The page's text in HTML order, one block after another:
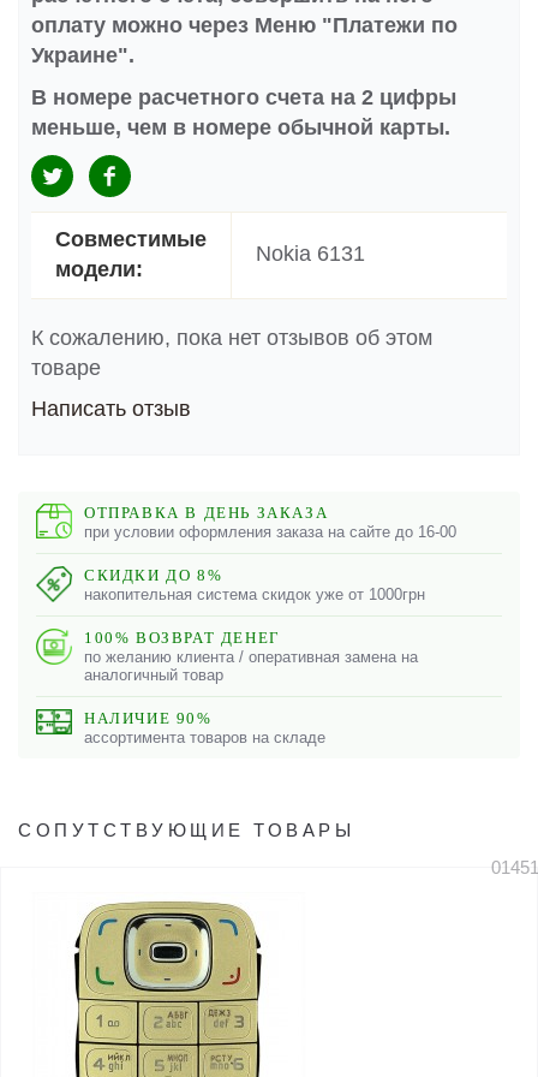
оплату можно через Меню "Платежи по
Украине".
В номере расчетного счета на 2 цифры
меньше, чем в номере обычной карты.
Совместимые
модели:
Nokia 6131
К сожалению, пока нет отзывов об этом
товаре
Написать отзыв
ОТПРАВКА В ДЕНЬ ЗАКАЗА
при условии оформления заказа на сайте до 16-00
СКИДКИ ДО 8%
накопительная система скидок уже от 1000грн
100% ВОЗВРАТ ДЕНЕГ
по желанию клиента / оперативная замена на
аналогичный товар
НАЛИЧИЕ 90%
ассортимента товаров на складе
СОПУТСТВУЮЩИЕ ТОВАРЫ